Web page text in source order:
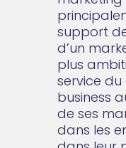
support
d’un
plus
service
business
de ses
dans les